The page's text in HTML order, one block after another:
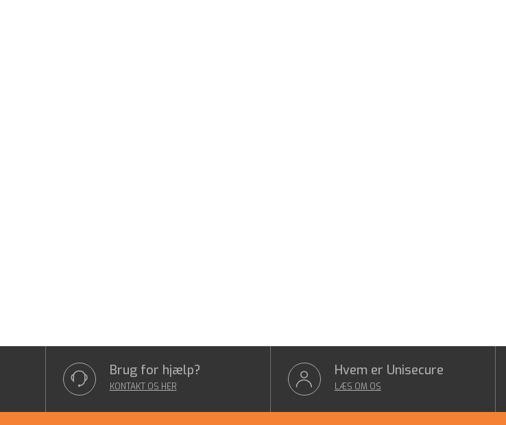
Brug for hjælp?
KONTAKT OS HER
Hvem er Unisecure
LÆS OM OS